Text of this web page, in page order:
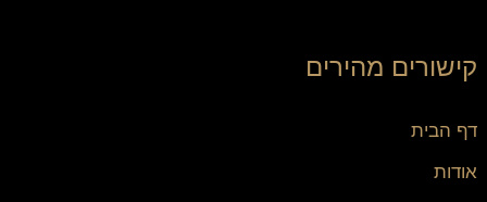
קישורים מהירים
דף הבית
אודות